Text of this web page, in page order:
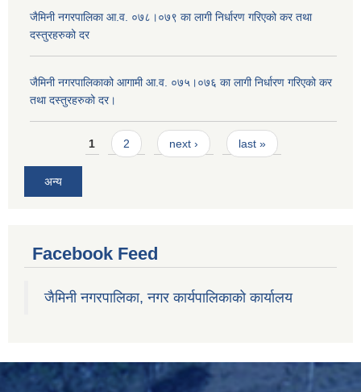
जैमिनी नगरपालिका आ.व. ०७८।०७९ का लागी निर्धारण गरिएको कर तथा
दस्तुरहरुको दर
जैमिनी नगरपालिकाको आगामी आ.व. ०७५।०७६ का लागी निर्धारण गरिएको कर
तथा दस्तुरहरुको दर।
Pages1 2 next › last »
अन्य
Facebook Feed
जैमिनी नगरपालिका, नगर कार्यपालिकाको कार्यालय